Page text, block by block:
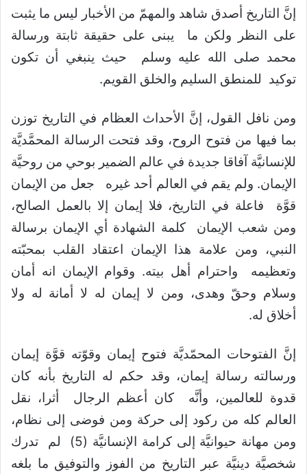
إنَّ التاريخ أصدق شاهد والمهمّ من الأخبار ليس ما يثبت
على النظر ولكن ما يبنى على حقيقة ثابتة ورسالة
محمد صلى الله عليه وسلم حيث ينبغي أن تكون
توكيد للمنطق السليم والخلق القويم.
ومن نافل القول، إنَّ الأحداث العظام في التاريخ توزن
بما فيها من فتوح الروح، وقد فتحت الرسالة المحمَّديَّة
للإنسانيَّة آفاقا جديدة في عالم الضمير بوحي من روحيَّة
الإيمان. ولم يقم في العالم أحد غيره جعل من الإيمان
قوَّة فاعلة في التاريخ، فلا إيمان إلا بالعمل الصالح،
ومن شعب الإيمان كلمة الشهادة أي الإيمان برسالة
النبي، ومن علامة هذا الإيمان اعتقاد القلب بمحبّته
وتعظيمه واحترام أهل بيته. وقوام الإيمان انه أمان
وسلام وحقّ وهدى، ومن لا إيمان له لا أمانة له ولا
أخلاق له.
إنَّ الفتوحات المحمّديَّة فتوح إيمان وقوّته قوَّة إيمان
ورسالته رسالة إيمان، وقد حكم له التاريخ بأنه كان
قدوة للعالمين، وأنَّه كان أعظم الرجال أثرا، نقل
العالم كله من ركود إلى حركة ومن فوضى إلى نظام،
ومن مهانة حيوانيَّة إلى كرامة الإنسانيَّة (5) لم تدرك
شخصيَّة دينيَّة عبر التاريخ من الفوز والتوفيق ما بلغه